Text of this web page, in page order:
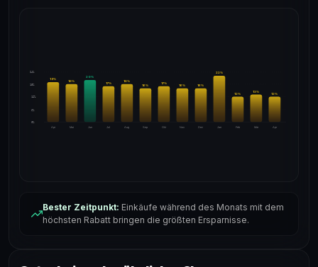
24%
18%
12%
6%
0%
Apr
19%
Mai
18%
Jun
20%
Jul
17%
Aug
18%
Sep
16%
Okt
17%
Nov
16%
Dez
16%
Jan
22%
Feb
12%
Mär
13%
Apr
12%
Bester Zeitpunkt: Einkäufe während des Monats mit dem
höchsten Rabatt bringen die größten Ersparnisse.